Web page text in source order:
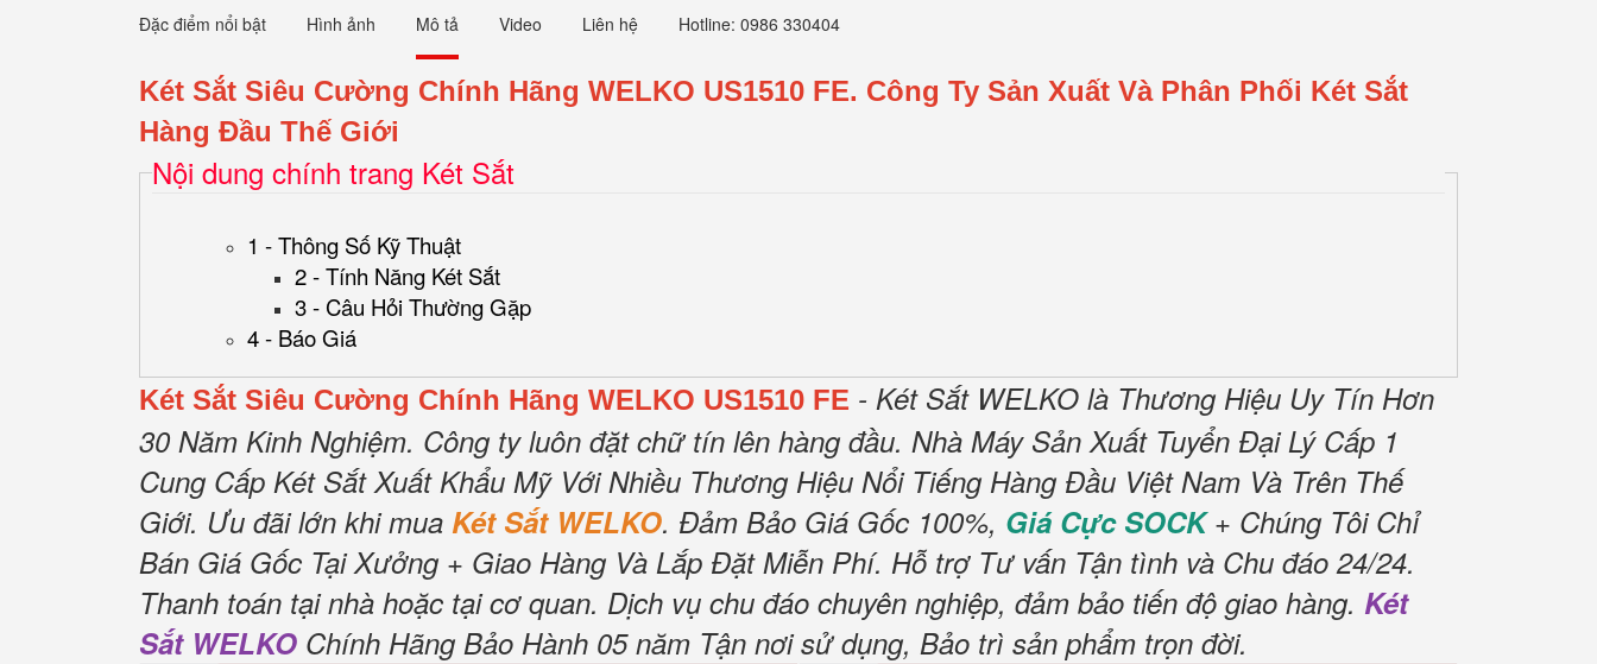
Đặc điểm nổi bật Hình ảnh Mô tả Video Liên hệ Hotline: 0986 330404
Két Sắt Siêu Cường Chính Hãng WELKO US1510 FE. Công Ty Sản Xuất Và Phân Phối Két Sắt
Hàng Đầu Thế Giới
Nội dung chính trang Két Sắt
1 - Thông Số Kỹ Thuật
2 - Tính Năng Két Sắt
3 - Câu Hỏi Thường Gặp
4 - Báo Giá
Két Sắt Siêu Cường Chính Hãng WELKO US1510 FE - Két Sắt WELKO là Thương Hiệu Uy Tín Hơn
30 Năm Kinh Nghiệm. Công ty luôn đặt chữ tín lên hàng đầu. Nhà Máy Sản Xuất Tuyển Đại Lý Cấp 1
Cung Cấp Két Sắt Xuất Khẩu Mỹ Với Nhiều Thương Hiệu Nổi Tiếng Hàng Đầu Việt Nam Và Trên Thế
Giới. Ưu đãi lớn khi mua Két Sắt WELKO. Đảm Bảo Giá Gốc 100%, Giá Cực SOCK+ Chúng Tôi Chỉ
Bán Giá Gốc Tại Xưởng + Giao Hàng Và Lắp Đặt Miễn Phí. Hỗ trợ Tư vấn Tận tình và Chu đáo 24/24.
Thanh toán tại nhà hoặc tại cơ quan. Dịch vụ chu đáo chuyên nghiệp, đảm bảo tiến độ giao hàng. Két
Sắt WELKO Chính Hãng Bảo Hành 05 năm Tận nơi sử dụng, Bảo trì sản phẩm trọn đời.